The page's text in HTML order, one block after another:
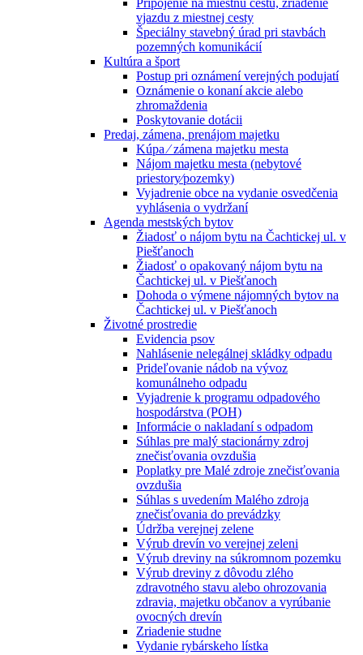
Pripojenie na miestnu cestu, zriadenie
vjazdu z miestnej cesty
Špeciálny stavebný úrad pri stavbách
pozemných komunikácií
Kultúra a šport
Postup pri oznámení verejných podujatí
Oznámenie o konaní akcie alebo
zhromaždenia
Poskytovanie dotácii
Predaj, zámena, prenájom majetku
Kúpa ⁄ zámena majetku mesta
Nájom majetku mesta (nebytové
priestory⁄pozemky)
Vyjadrenie obce na vydanie osvedčenia
vyhlásenia o vydržaní
Agenda mestských bytov
Žiadosť o nájom bytu na Čachtickej ul. v
Piešťanoch
Žiadosť o opakovaný nájom bytu na
Čachtickej ul. v Piešťanoch
Dohoda o výmene nájomných bytov na
Čachtickej ul. v Piešťanoch
Životné prostredie
Evidencia psov
Nahlásenie nelegálnej skládky odpadu
Prideľovanie nádob na vývoz
komunálneho odpadu
Vyjadrenie k programu odpadového
hospodárstva (POH)
Informácie o nakladaní s odpadom
Súhlas pre malý stacionárny zdroj
znečisťovania ovzdušia
Poplatky pre Malé zdroje znečisťovania
ovzdušia
Súhlas s uvedením Malého zdroja
znečisťovania do prevádzky
Údržba verejnej zelene
Výrub drevín vo verejnej zeleni
Výrub dreviny na súkromnom pozemku
Výrub dreviny z dôvodu zlého
zdravotného stavu alebo ohrozovania
zdravia, majetku občanov a vyrúbanie
ovocných drevín
Zriadenie studne
Vydanie rybárskeho lístka